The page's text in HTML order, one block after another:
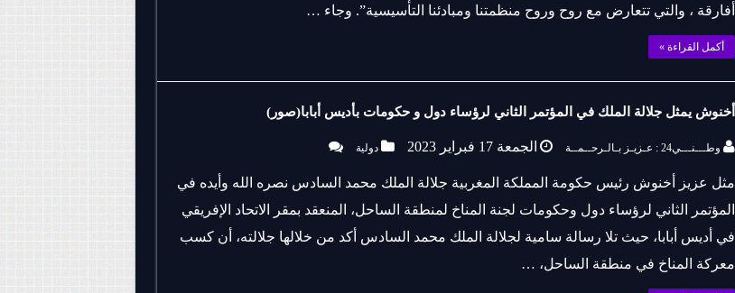
أفارقة ، والتي تتعارض مع روح وروح منظمتنا ومبادئنا التأسيسية”. وجاء …
أكمل القراءة »
أخنوش يمثل جلالة الملك في المؤتمر الثاني لرؤساء دول و حكومات بأديس أبابا(صور)
وطـــنـــي24 : عـزيـز بـالـرحــمــة الجمعة 17 فبراير 2023 دولية
مثل عزيز أخنوش رئيس حكومة المملكة المغربية جلالة الملك محمد السادس نصره الله وأيده في
المؤتمر الثاني لرؤساء دول وحكومات لجنة المناخ لمنطقة الساحل، المنعقد بمقر الاتحاد الإفريقي
في أديس أبابا، حيث تلا رسالة سامية لجلالة الملك محمد السادس أكد من خلالها جلالته، أن كسب
معركة المناخ في منطقة الساحل، …